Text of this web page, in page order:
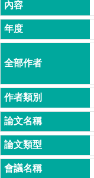
公
告
本
簡
本
所
成
員
博
士